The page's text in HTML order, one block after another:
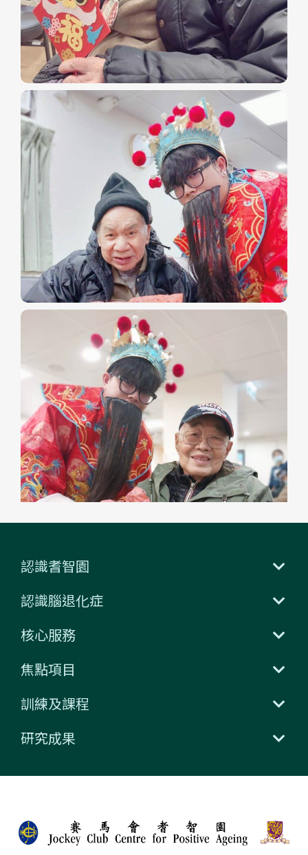
認識耆智園
認識腦退化症
核心服務
焦點項目
訓練及課程
研究成果